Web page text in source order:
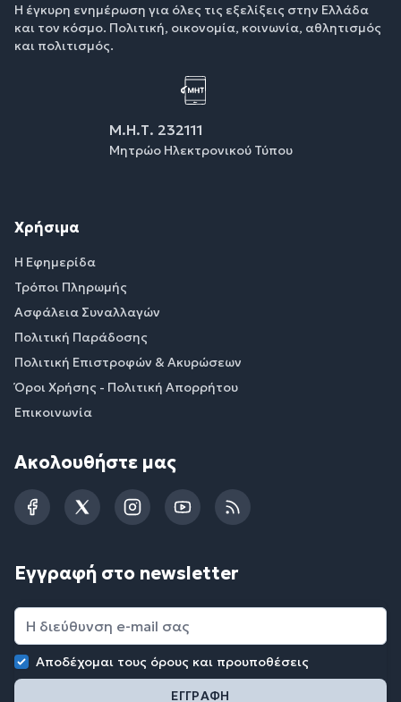
Η έγκυρη ενημέρωση για όλες τις εξελίξεις στην Ελλάδα
και τον κόσμο. Πολιτική, οικονομία, κοινωνία, αθλητισμός
και πολιτισμός.
Μ.Η.Τ. 232111
Μητρώο Ηλεκτρονικού Τύπου
Χρήσιμα
Η Εφημερίδα
Τρόποι Πληρωμής
Ασφάλεια Συναλλαγών
Πολιτική Παράδοσης
Πολιτική Επιστροφών & Ακυρώσεων
Όροι Χρήσης - Πολιτική Απορρήτου
Επικοινωνία
Ακολουθήστε μας
FacebookTwitterInstagramYouTubeRSS
Εγγραφή στο newsletter
Αποδέχομαι τους όρους και προυποθέσεις